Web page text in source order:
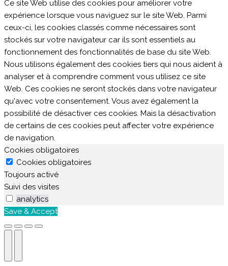
Ce site Web utilise des cookies pour améliorer votre
expérience lorsque vous naviguez sur le site Web. Parmi
ceux-ci, les cookies classés comme nécessaires sont
stockés sur votre navigateur car ils sont essentiels au
fonctionnement des fonctionnalités de base du site Web.
Nous utilisons également des cookies tiers qui nous aident à
analyser et à comprendre comment vous utilisez ce site
Web. Ces cookies ne seront stockés dans votre navigateur
qu'avec votre consentement. Vous avez également la
possibilité de désactiver ces cookies. Mais la désactivation
de certains de ces cookies peut affecter votre expérience
de navigation.
Cookies obligatoires
Cookies obligatoires
Toujours activé
Suivi des visites
analytics
Save & Accept